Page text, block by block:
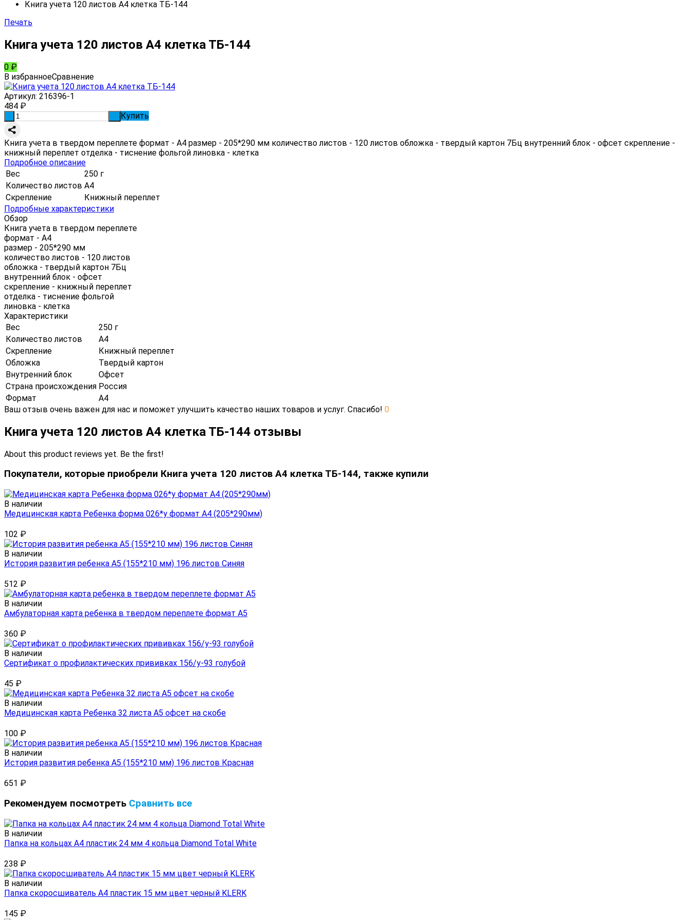
Книга учета 120 листов А4 клетка ТБ-144
Печать
Книга учета 120 листов А4 клетка ТБ-144
0 ₽
В избранноеСравнение
Артикул: 216396-1
484 ₽
Купить
Книга учета в твердом переплете формат - А4 размер - 205*290 мм количество листов - 120 листов обложка - твердый картон 7Бц внутренний блок - офсет скрепление -
книжный переплет отделка - тиснение фольгой линовка - клетка
Подробное описание
Вес
250 г
Количество листов А4
Скрепление
Книжный переплет
Подробные характеристики
Обзор
Книга учета в твердом переплете
формат - А4
размер - 205*290 мм
количество листов - 120 листов
обложка - твердый картон 7Бц
внутренний блок - офсет
скрепление - книжный переплет
отделка - тиснение фольгой
линовка - клетка
Характеристики
Вес
250 г
Количество листов
А4
Скрепление
Книжный переплет
Обложка
Твердый картон
Внутренний блок
Офсет
Страна происхождения Россия
Формат
А4
Ваш отзыв очень важен для нас и поможет улучшить качество наших товаров и услуг. Спасибо! 0
Книга учета 120 листов А4 клетка ТБ-144 отзывы
About this product reviews yet. Be the first!
Покупатели, которые приобрели Книга учета 120 листов А4 клетка ТБ-144, также купили
В наличии
Медицинская карта Ребенка форма 026*у формат А4 (205*290мм)
102 ₽
В наличии
История развития ребенка А5 (155*210 мм) 196 листов Синяя
512 ₽
В наличии
Амбулаторная карта ребенка в твердом переплете формат А5
360 ₽
В наличии
Сертификат о профилактических прививках 156/у-93 голубой
45 ₽
В наличии
Медицинская карта Ребенка 32 листа А5 офсет на скобе
100 ₽
В наличии
История развития ребенка А5 (155*210 мм) 196 листов Красная
651 ₽
Рекомендуем посмотреть Сравнить все
В наличии
Папка на кольцах А4 пластик 24 мм 4 кольца Diamond Total White
238 ₽
В наличии
Папка скоросшиватель А4 пластик 15 мм цвет черный KLERK
145 ₽